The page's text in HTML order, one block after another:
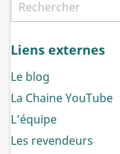
Liens externes
Le blog
La Chaine YouTube
L’équipe
Les revendeurs